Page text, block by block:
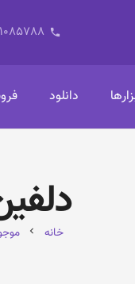
phone
دانلود
خانه chevron_left